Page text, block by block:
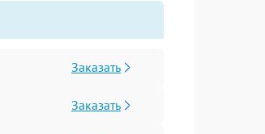
Заказать
Заказать